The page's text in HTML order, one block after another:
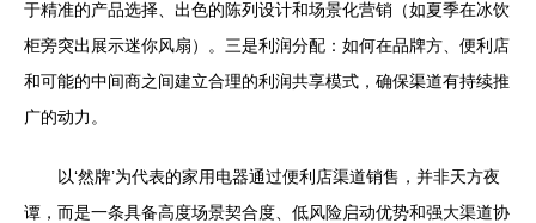
于精准的产品选择、出色的陈列设计和场景化营销（如夏季在冰饮
柜旁突出展示迷你风扇）。三是利润分配：如何在品牌方、便利店
和可能的中间商之间建立合理的利润共享模式，确保渠道有持续推
广的动力。
以‘然牌’为代表的家用电器通过便利店渠道销售，并非天方夜
谭，而是一条具备高度场景契合度、低风险启动优势和强大渠道协